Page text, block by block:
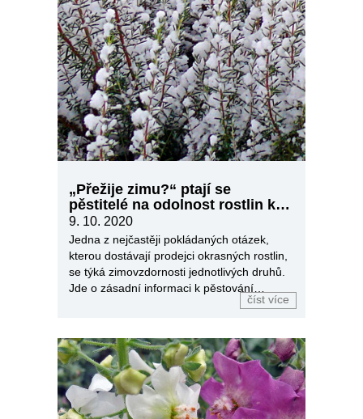
„Přežije zimu?“ ptají se
pěstitelé na odolnost rostlin k
mrazu
9. 10. 2020
Jedna z nejčastěji pokládaných otázek,
kterou dostávají prodejci okrasných rostlin,
se týká zimovzdornosti jednotlivých druhů.
Jde o zásadní informaci k pěstování
číst více